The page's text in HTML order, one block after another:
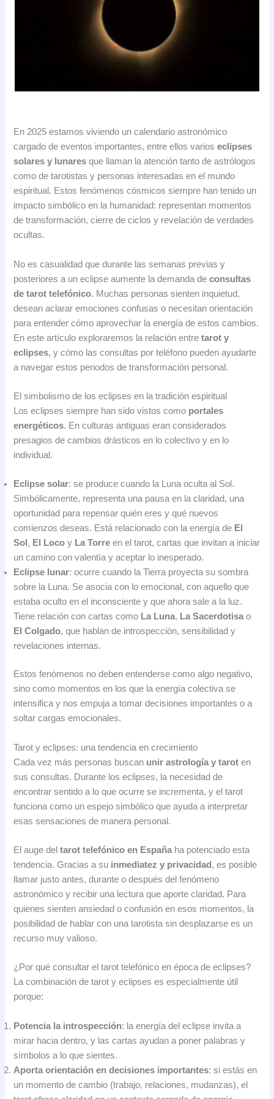
En 2025 estamos viviendo un calendario astronómico
cargado de eventos importantes, entre ellos varioseclipses
solares y lunares que llaman la atención tanto de astrólogos
como de tarotistas y personas interesadas en el mundo
espiritual. Estos fenómenos cósmicos siempre han tenido un
impacto simbólico en la humanidad: representan momentos
de transformación, cierre de ciclos y revelación de verdades
ocultas.
No es casualidad que durante las semanas previas y
posteriores a un eclipse aumente la demanda deconsultas
de tarot telefónico. Muchas personas sienten inquietud,
desean aclarar emociones confusas o necesitan orientación
para entender cómo aprovechar la energía de estos cambios.
En este artículo exploraremos la relación entretarot y
eclipses, y cómo las consultas por teléfono pueden ayudarte
a navegar estos periodos de transformación personal.
El simbolismo de los eclipses en la tradición espiritual
Los eclipses siempre han sido vistos como portales
energéticos. En culturas antiguas eran considerados
presagios de cambios drásticos en lo colectivo y en lo
individual.
Eclipse solar: se produce cuando la Luna oculta al Sol.
Simbólicamente, representa una pausa en la claridad, una
oportunidad para repensar quién eres y qué nuevos
comienzos deseas. Está relacionado con la energía de El
Sol , El Loco y La Torre en el tarot, cartas que invitan a iniciar
un camino con valentía y aceptar lo inesperado.
Eclipse lunar: ocurre cuando la Tierra proyecta su sombra
sobre la Luna. Se asocia con lo emocional, con aquello que
estaba oculto en el inconsciente y que ahora sale a la luz.
Tiene relación con cartas como La Luna, La Sacerdotisao
El Colgado, que hablan de introspección, sensibilidad y
revelaciones internas.
Estos fenómenos no deben entenderse como algo negativo,
sino como momentos en los que la energía colectiva se
intensifica y nos empuja a tomar decisiones importantes o a
soltar cargas emocionales.
Tarot y eclipses: una tendencia en crecimiento
Cada vez más personas buscan unir astrología y tarot en
sus consultas. Durante los eclipses, la necesidad de
encontrar sentido a lo que ocurre se incrementa, y el tarot
funciona como un espejo simbólico que ayuda a interpretar
esas sensaciones de manera personal.
El auge deltarot telefónico en España ha potenciado esta
tendencia. Gracias a su inmediatez y privacidad , es posible
llamar justo antes, durante o después del fenómeno
astronómico y recibir una lectura que aporte claridad. Para
quienes sienten ansiedad o confusión en esos momentos, la
posibilidad de hablar con una tarotista sin desplazarse es un
recurso muy valioso.
¿Por qué consultar el tarot telefónico en época de eclipses?
La combinación de tarot y eclipses es especialmente útil
porque:
Potencia la introspección: la energía del eclipse invita a
mirar hacia dentro, y las cartas ayudan a poner palabras y
símbolos a lo que sientes.
Aporta orientación en decisiones importantes: si estás en
un momento de cambio (trabajo, relaciones, mudanzas), el